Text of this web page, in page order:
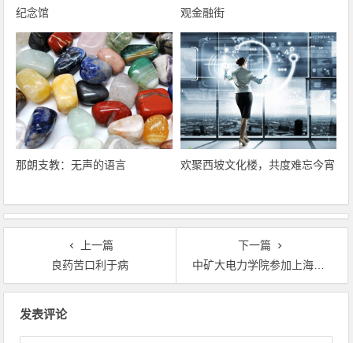
纪念馆
观金融街
那朗支教：无声的语言 欢聚西坡文化楼，共度难忘今宵
上一篇
良药苦口利于病
下一篇
中矿大电力学院参加上海隧道工程公司招聘会
发表评论